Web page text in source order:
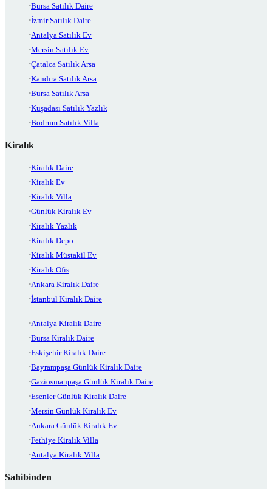
Bursa Satılık Daire
İzmir Satılık Daire
Antalya Satılık Ev
Mersin Satılık Ev
Çatalca Satılık Arsa
Kandıra Satılık Arsa
Bursa Satılık Arsa
Kuşadası Satılık Yazlık
Bodrum Satılık Villa
Kiralık
Kiralık Daire
Kiralık Ev
Kiralık Villa
Günlük Kiralık Ev
Kiralık Yazlık
Kiralık Depo
Kiralık Müstakil Ev
Kiralık Ofis
Ankara Kiralık Daire
İstanbul Kiralık Daire
Antalya Kiralık Daire
Bursa Kiralık Daire
Eskişehir Kiralık Daire
Bayrampaşa Günlük Kiralık Daire
Gaziosmanpaşa Günlük Kiralık Daire
Esenler Günlük Kiralık Daire
Mersin Günlük Kiralık Ev
Ankara Günlük Kiralık Ev
Fethiye Kiralık Villa
Antalya Kiralık Villa
Sahibinden